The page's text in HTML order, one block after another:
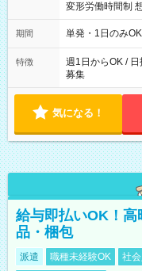
変形労働時間制 想定労働
～21：00
期間 単発・1日のみOK
特徴
週1日からOK /
募集
気になる！
給与即払いOK！
品・梱包
派遣 職種未経験OK 社